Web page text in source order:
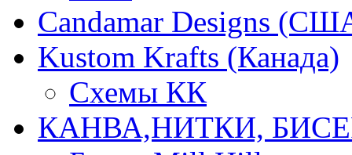
Candamar Designs
Kustom Krafts (Канада)
Схемы КК
КАНВА,НИТКИ,